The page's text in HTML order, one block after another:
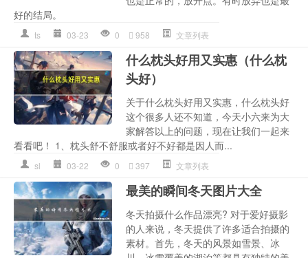
好的结局。
ts 03-23 0 958 文章列表
什么枕头好用又实惠（什么枕
头好）
关于什么枕头好用又实惠，什么枕头好
这个很多人还不知道，今天小六来为大
家解答以上的问题，现在让我们一起来
看看吧！ 1、枕头舒不舒服或者好不好都是因人而...
sl 03-22 0 397 文章列表
最美的瞬间冬天图片大全
冬天拍摄什么作品漂亮? 对于爱好摄影
的人来说，冬天提供了许多适合拍摄的
素材。首先，冬天的风景如雪景、冰